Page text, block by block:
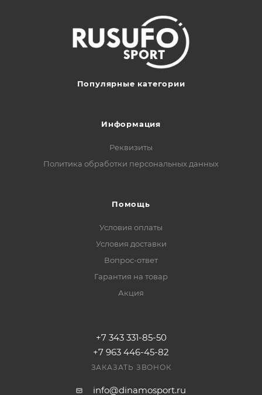
Популярные категории
Информация
Реквизиты
Политика обработки персональных данных
Помощь
Условия оплаты
Условия доставки
Вопрос-ответ
Гарантия на товар
Акция
+7 343 331-85-50
+7 963 446-45-82
ЗАКАЗАТЬ ЗВОНОК
info@dinamosport.ru